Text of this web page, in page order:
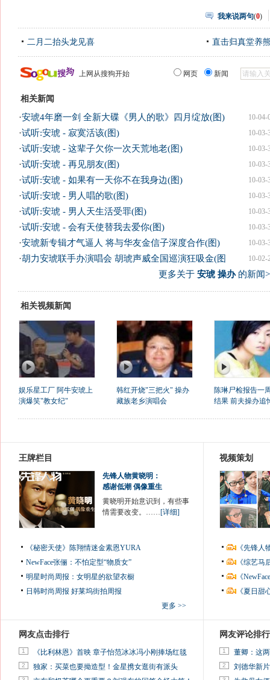
我来说两句(0)
二月二抬头龙见喜 直击归真堂养
上网从搜狗开始 网页 新闻
相关新闻
10-04-
·安琥4年磨一剑 全新大碟《男人的歌》四月绽放(图)
10-03-
·试听:安琥 - 寂寞活该(图)
10-03-
·试听:安琥 - 这辈子欠你一次天荒地老(图)
10-03-
·试听:安琥 - 再见朋友(图)
10-03-
·试听:安琥 - 如果有一天你不在我身边(图)
10-03-
·试听:安琥 - 男人唱的歌(图)
10-03-
·试听:安琥 - 男人天生活受罪(图)
10-03-
·试听:安琥 - 会有天使替我去爱你(图)
10-03-
·安琥新专辑才气逼人 将与华友金信子深度合作(图)
10-02-
·胡力安琥联手办演唱会 胡琥声威全国巡演狂吸金(图
更多关于 安琥 操办的新闻
相关视频新闻
娱乐星工厂 阿牛安琥上
演爆笑"教女纪"
韩红开烧"三把火" 操办
藏族老乡演唱会
陈琳尸检报告一
结果 前夫操办追
王牌栏目
先锋人物黄晓明：
感谢低潮 偶像重生
黄晓明开始意识到，有些事
情需要改变。……[详细]
《秘密天使》陈翔情迷金素恩YURA
NewFace张俪：不怕定型“物质女”
明星时尚周报：女明星的欲望衣橱
日韩时尚周报 好莱坞街拍周报
更多 >>
视频策划
《先锋
《综艺
《
《夏日
网友点击排行
1 《比利林恩》首映 章子怡范冰冰冯小刚捧场红毯
2 独家：买菜也要拗造型！金星携女逛街有派头
网友评论排行
1 董卿：这
2 刘德华新